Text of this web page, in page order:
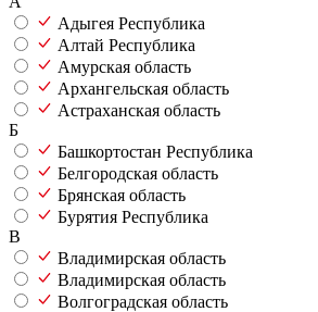
Адыгея Республика
Алтай Республика
Амурская область
Архангельская область
Астраханская область
Б
Башкортостан Республика
Белгородская область
Брянская область
Бурятия Республика
В
Владимирская область
Владимирская область
Волгоградская область